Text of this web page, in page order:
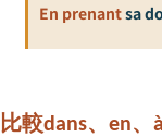
En prenantsa
比較dans、 en、